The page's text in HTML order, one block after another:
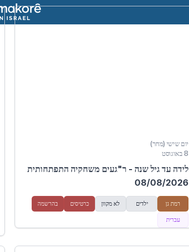
יום שישי (מחר)
8 באוגוסט
לידה עד גיל שנה - ר"געים משחקיה התפתחותית
08/08/2026
רמת גן ילדים לא מקוון כרטיסים בהרשמה
עברית